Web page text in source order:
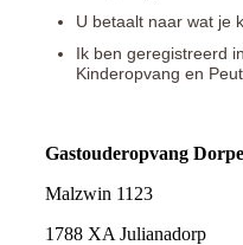
U betaalt naar wat je
Ik ben geregistreerd
Kinderopvang en
Gastouderopvang
Malzwin 1123
1788 XA Julianadorp